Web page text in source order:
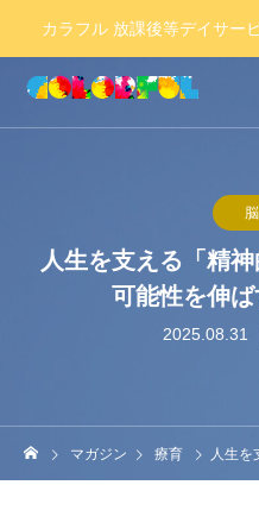
カラフル 放課後等デイサー
人生を支える「精
可能性を伸
2025.08.31
マガジン 療育 人生を支